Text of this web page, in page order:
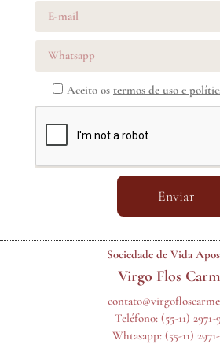
Aceito os termos de uso e
Enviar
Sociedade de Vida
Virgo Flos
Teléfono: (55-11) 2971-
Whtasapp: (55-11)